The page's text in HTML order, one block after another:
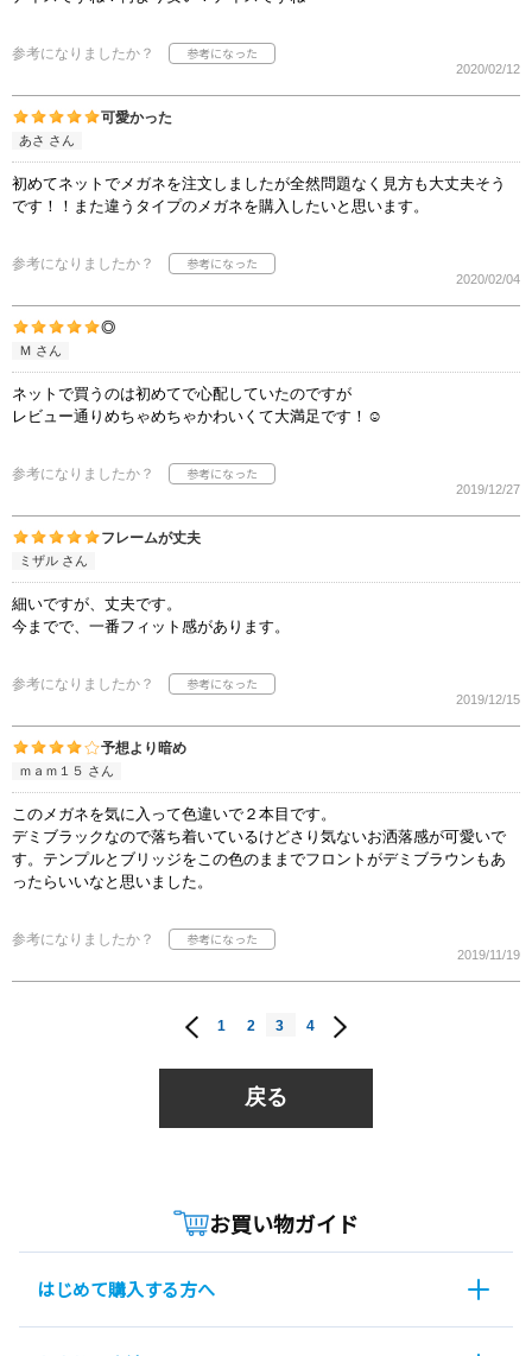
参考になりましたか？
2020/02/12
可愛かった
あさ さん
初めてネットでメガネを注文しましたが全然問題なく見方も大丈夫そう
です！！また違うタイプのメガネを購入したいと思います。
参考になりましたか？
2020/02/04
◎
Ｍ さん
ネットで買うのは初めてで心配していたのですが
レビュー通りめちゃめちゃかわいくて大満足です！☺
参考になりましたか？
2019/12/27
フレームが丈夫
ミザル さん
細いですが、丈夫です。
今までで、一番フィット感があります。
参考になりましたか？
2019/12/15
予想より暗め
ｍａｍ１５ さん
このメガネを気に入って色違いで２本目です。
デミブラックなので落ち着いているけどさり気ないお洒落感が可愛いで
す。テンプルとブリッジをこの色のままでフロントがデミブラウンもあ
ったらいいなと思いました。
参考になりましたか？
2019/11/19
1 2 3 4
戻る
お買い物ガイド
はじめて購入する方へ